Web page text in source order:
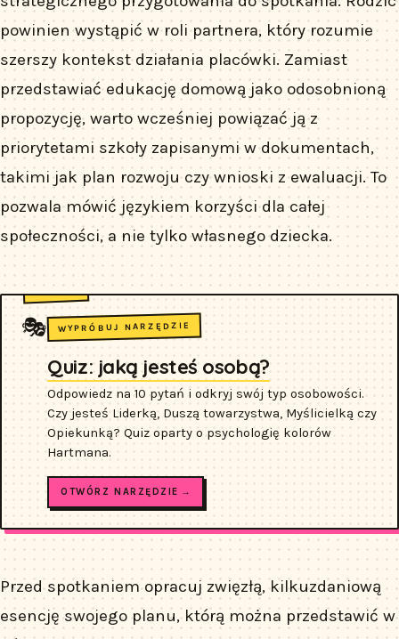
powinien wystąpić w roli partnera, który rozumie
szerszy kontekst działania placówki. Zamiast
przedstawiać edukację domową jako odosobnioną
propozycję, warto wcześniej powiązać ją z
priorytetami szkoły zapisanymi w dokumentach,
takimi jak plan rozwoju czy wnioski z ewaluacji. To
pozwala mówić językiem korzyści dla całej
społeczności, a nie tylko własnego dziecka.
🎭 WYPRÓBUJ NARZĘDZIE
Quiz: jaką jesteś osobą?
Odpowiedz na 10 pytań i odkryj swój typ osobowości.
Czy jesteś Liderką, Duszą towarzystwa, Myślicielką czy
Opiekunką? Quiz oparty o psychologię kolorów
Hartmana.
OTWÓRZ NARZĘDZIE →
Przed spotkaniem opracuj zwięzłą, kilkuzdaniową
esencję swojego planu, którą można przedstawić w